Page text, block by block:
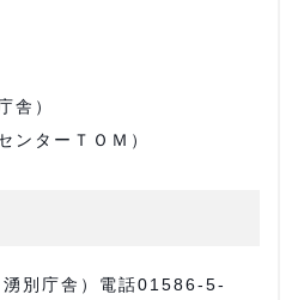
舎）
ンターＴＯＭ）
湧別庁舎）電話01586-5-